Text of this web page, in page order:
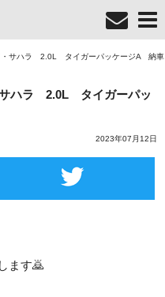
・サハラ 2.0L タイガーパッケージA 納車
ハラ 2.0L タイガーパッ
2023年07月12日
ます🙇